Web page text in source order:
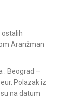
ostalih
Aranžman
: Beograd –
Polazak iz
na datum